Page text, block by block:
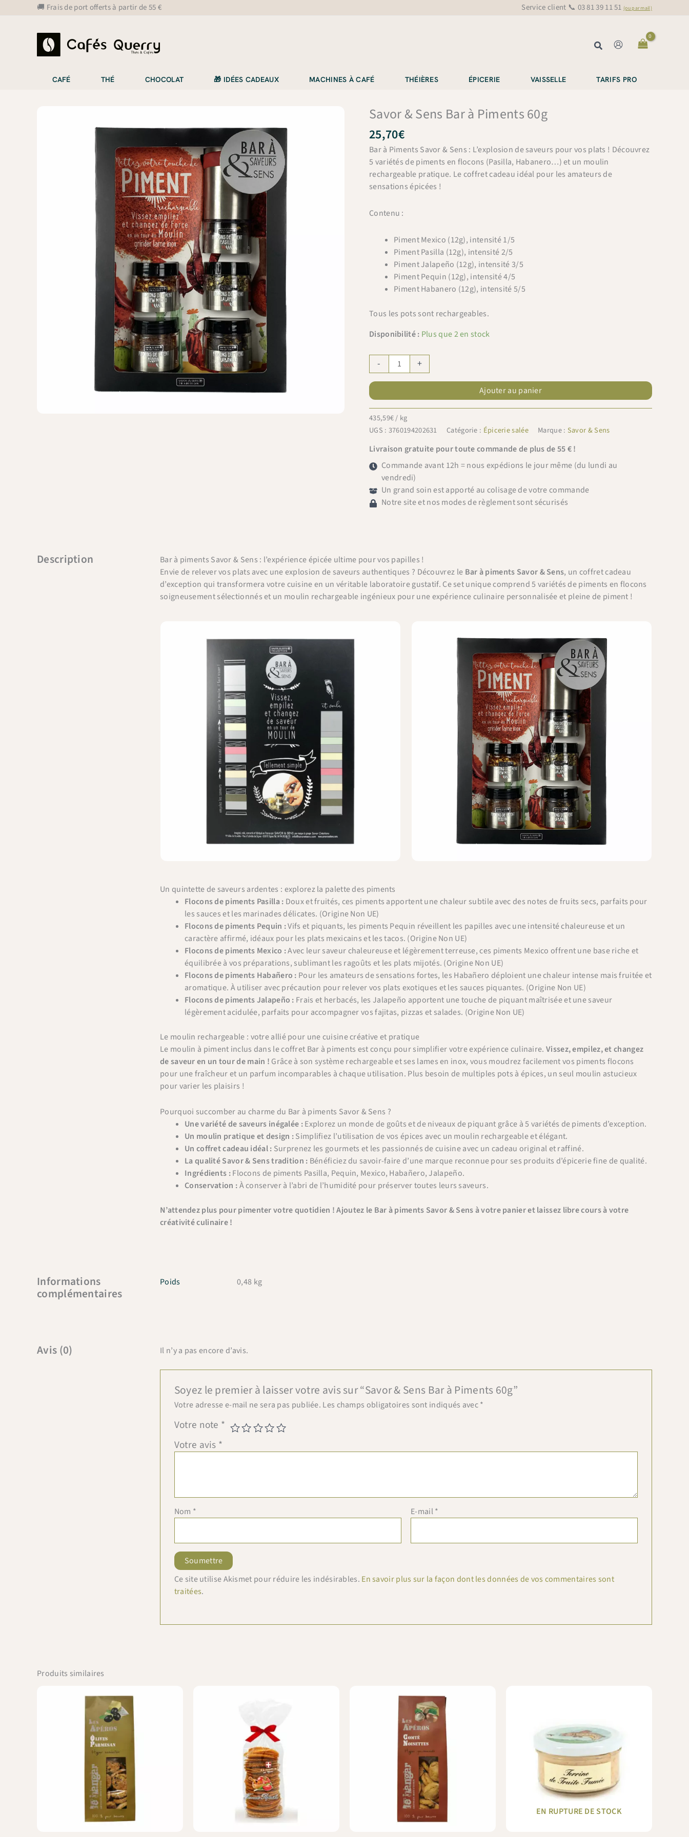
🚚 Frais de port offerts à partir de 55 € Service client 📞 03 81 39 11 51 (ou par mail)
Rechercher
CAFÉ THÉ CHOCOLAT 🎁 IDÉES CADEAUX MACHINES À CAFÉ THÉIÈRES ÉPICERIE VAISSELLE TARIFS PRO
Savor & Sens Bar à Piments 60g
25,70€
Bar à Piments Savor & Sens : L’explosion de saveurs pour vos plats ! Découvrez
5 variétés de piments en flocons (Pasilla, Habanero…) et un moulin
rechargeable pratique. Le coffret cadeau idéal pour les amateurs de
sensations épicées !
Contenu :
Piment Mexico (12g), intensité 1/5
Piment Pasilla (12g), intensité 2/5
Piment Jalapeño (12g), intensité 3/5
Piment Pequin (12g), intensité 4/5
Piment Habanero (12g), intensité 5/5
Tous les pots sont rechargeables.
Disponibilité : Plus que 2 en stock
-
quantité
de
Savor
&
Sens
Bar
à
Piments
+
Ajouter au panier
435,59€/ kg
UGS : 3760194202631 Catégorie : Épicerie salée Marque : Savor & Sens
Livraison gratuite pour toute commande de plus de 55 € !
Commande avant 12h = nous expédions le jour même (du lundi au
vendredi)
Un grand soin est apporté au colisage de votre commande
Notre site et nos modes de règlement sont sécurisés
Description
Bar à piments Savor & Sens : l’expérience épicée ultime pour vos papilles !
Envie de relever vos plats avec une explosion de saveurs authentiques ? Découvrez le Bar à piments Savor & Sens, un coffret cadeau
d’exception qui transformera votre cuisine en un véritable laboratoire gustatif. Ce set unique comprend 5 variétés de piments en flocons
soigneusement sélectionnés et un moulin rechargeable ingénieux pour une expérience culinaire personnalisée et pleine de piment !
Un quintette de saveurs ardentes : explorez la palette des piments
Flocons de piments Pasilla : Doux et fruités, ces piments apportent une chaleur subtile avec des notes de fruits secs, parfaits pour
les sauces et les marinades délicates. (Origine Non UE)
Flocons de piments Pequin :Vifs et piquants, les piments Pequin réveillent les papilles avec une intensité chaleureuse et un
caractère affirmé, idéaux pour les plats mexicains et les tacos. (Origine Non UE)
Flocons de piments Mexico :Avec leur saveur chaleureuse et légèrement terreuse, ces piments Mexico offrent une base riche et
équilibrée à vos préparations, sublimant les ragoûts et les plats mijotés. (Origine Non UE)
Flocons de piments Habañero : Pour les amateurs de sensations fortes, les Habañero déploient une chaleur intense mais fruitée et
aromatique. À utiliser avec précaution pour relever vos plats exotiques et les sauces piquantes. (Origine Non UE)
Flocons de piments Jalapeño : Frais et herbacés, les Jalapeño apportent une touche de piquant maîtrisée et une saveur
légèrement acidulée, parfaits pour accompagner vos fajitas, pizzas et salades. (Origine Non UE)
Le moulin rechargeable : votre allié pour une cuisine créative et pratique
Le moulin à piment inclus dans le coffret Bar à piments est conçu pour simplifier votre expérience culinaire. Vissez, empilez, et changez
de saveur en un tour de main ! Grâce à son système rechargeable et ses lames en inox, vous moudrez facilement vos piments flocons
pour une fraîcheur et un parfum incomparables à chaque utilisation. Plus besoin de multiples pots à épices, un seul moulin astucieux
pour varier les plaisirs !
Pourquoi succomber au charme du Bar à piments Savor & Sens ?
Une variété de saveurs inégalée :Explorez un monde de goûts et de niveaux de piquant grâce à 5 variétés de piments d’exception.
Un moulin pratique et design :Simplifiez l’utilisation de vos épices avec un moulin rechargeable et élégant.
Un coffret cadeau idéal : Surprenez les gourmets et les passionnés de cuisine avec un cadeau original et raffiné.
La qualité Savor & Sens tradition : Bénéficiez du savoir-faire d’une marque reconnue pour ses produits d’épicerie fine de qualité.
Ingrédients :Flocons de piments Pasilla, Pequin, Mexico, Habañero, Jalapeño.
Conservation :À conserver à l’abri de l’humidité pour préserver toutes leurs saveurs.
N’attendez plus pour pimenter votre quotidien ! Ajoutez le Bar à piments Savor & Sens à votre panier et laissez libre cours à votre
créativité culinaire !
Informations
complémentaires
Poids 0,48 kg
Avis (0) Il n’y a pas encore d’avis.
Soyez le premier à laisser votre avis sur “Savor & Sens Bar à Piments 60g”
Votre adresse e-mail ne sera pas publiée. Les champs obligatoires sont indiqués avec*
Votre note *
Votre avis *
Nom * E-mail*
Ce site utilise Akismet pour réduire les indésirables. En savoir plus sur la façon dont les données de vos commentaires sont
traitées.
Produits similaires
EN RUPTURE DE STOCK
×
Bienvenue chez Cafés Querry !
et chèques cadeau et offres promotionnelles en cours).
Copiez le code ci-dessous, puis collez-le dans le champ
"Code promo" de votre panier.
BIENVENUE10 Copier & fermer